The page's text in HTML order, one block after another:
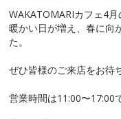
WAKATOMARIカフェ4月
暖かい日が増え、春に向
た。
ぜひ皆様のご来店をお待
営業時間は11:00〜17:00